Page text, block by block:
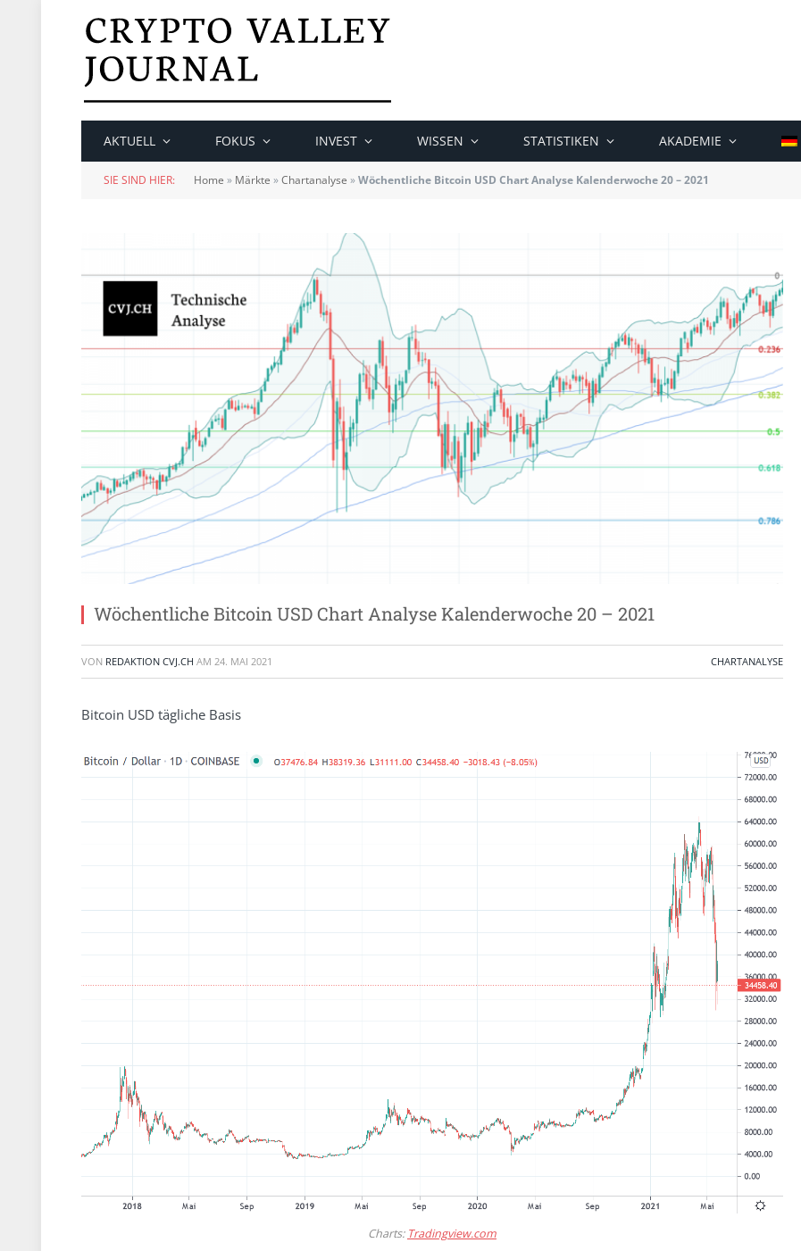
AKTUELL FOKUS INVEST WISSEN STATISTIKEN AKADEMIE
SIE SIND HIER: Home » Märkte »Chartanalyse »Wöchentliche Bitcoin USD Chart Analyse Kalenderwoche 20 – 2021
Wöchentliche Bitcoin USD Chart Analyse Kalenderwoche 20 – 2021
VON REDAKTION CVJ.CH AM 24. MAI 2021 CHARTANALYSE
Bitcoin USD tägliche Basis
Charts: Tradingview.com